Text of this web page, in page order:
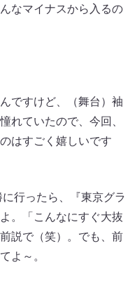
なマイナスから入るの
ですけど、（舞台）袖
れていたので、今回、
はすごく嬉しいです
行ったら、『東京グラ
。「こんなにすぐ大抜
説で（笑）。でも、前
よ～。